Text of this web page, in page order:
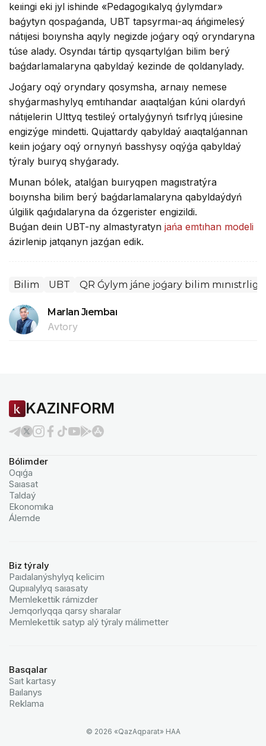
keıingi eki jyl ishinde «Pedagogıkalyq ǵylymdar»
baǵytyn qospaǵanda, UBT tapsyrmaı-aq áńgimelesý
nátıjesi boıynsha aqyly negizde joǵary oqý oryndaryna
túse alady. Osyndaı tártip qysqartylǵan bilim berý
baǵdarlamalaryna qabyldaý kezinde de qoldanylady.
Joǵary oqý oryndary qosymsha, arnaıy nemese
shyǵarmashylyq emtıhandar aıaqtalǵan kúni olardyń
nátıjelerin Ulttyq testileý ortalyǵynyń tsıfrlyq júıesine
engizýge mindetti. Qujattardy qabyldaý aıaqtalǵannan
keıin joǵary oqý ornynyń basshysy oqýǵa qabyldaý
týraly buıryq shyǵarady.
Munan bólek, atalǵan buıryqpen magıstratýra
boıynsha bilim berý baǵdarlamalaryna qabyldaýdyń
úlgilik qaǵıdalaryna da ózgerister engizildi.
Buǵan deıin UBT-ny almastyratyn jańa emtıhan modeli
ázirlenip jatqanyn jazǵan edik.
Bilim UBT QR Ǵylym jáne joǵary bilim mınıstrligi
Marlan Jıembaı
Avtory
KAZINFORM
Bólimder
Oqıǵa
Saıasat
Taldaý
Ekonomıka
Álemde
Biz týraly
Paıdalanýshylyq kelicim
Qupııalylyq saıasaty
Memlekettik rámizder
Jemqorlyqqa qarsy sharalar
Memlekettik satyp alý týraly málimetter
Basqalar
Saıt kartasy
Baılanys
Reklama
© 2026 «QazAqparat» HAA